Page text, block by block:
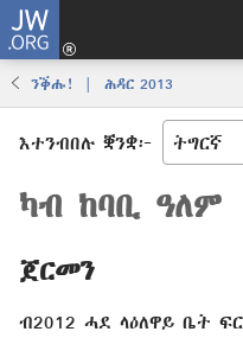
JW.ORG
ንቕሑ! | ሕዳር 2013
እተንብበሉ ቛንቋ፦
ካብ ከባቢ ዓለም
ጀርመን
ብ2012 ሓደ ላዕለዋይ ቤት